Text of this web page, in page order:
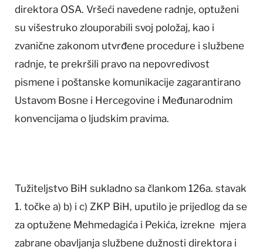
direktora OSA. Vršeći navedene radnje, optuženi
su višestruko zlouporabili svoj položaj, kao i
zvanične zakonom utvrđene procedure i službene
radnje, te prekršili pravo na nepovredivost
pismene i poštanske komunikacije zagarantirano
Ustavom Bosne i Hercegovine i Međunarodnim
konvencijama o ljudskim pravima.
Tužiteljstvo BiH sukladno sa člankom 126a. stavak
1. točke a) b) i c) ZKP BiH, uputilo je prijedlog da se
za optužene Mehmedagića i Pekića, izrekne mjera
zabrane obavljanja službene dužnosti direktora i